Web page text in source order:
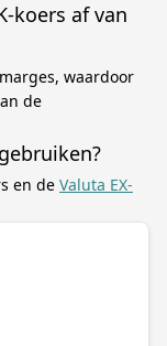
koers af van
waardoor
de
en de Valuta EX-